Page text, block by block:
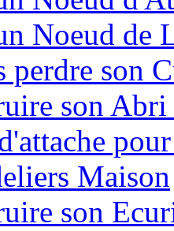
Noeud de
perdre son
son
Maison
son